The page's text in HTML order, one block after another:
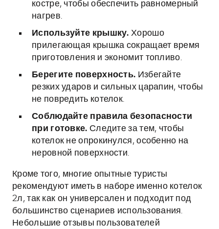
костре, чтобы обеспечить равномерный
нагрев.
Используйте крышку. Хорошо
прилегающая крышка сокращает время
приготовления и экономит топливо.
Берегите поверхность. Избегайте
резких ударов и сильных царапин, чтобы
не повредить котелок.
Соблюдайте правила безопасности
при готовке. Следите за тем, чтобы
котелок не опрокинулся, особенно на
неровной поверхности.
Кроме того, многие опытные туристы
рекомендуют иметь в наборе именно котелок
2л, так как он универсален и подходит под
большинство сценариев использования.
Небольшие отзывы пользователей